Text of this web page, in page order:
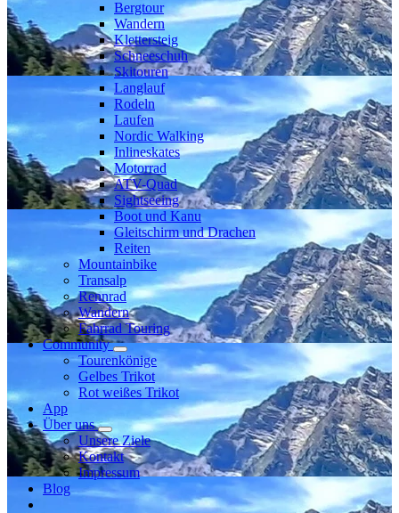
Bergtour
Wandern
Klettersteig
Schneeschuh
Skitouren
Langlauf
Rodeln
Laufen
Nordic Walking
Inlineskates
Motorrad
ATV-Quad
Sightseeing
Boot und Kanu
Gleitschirm und Drachen
Reiten
Mountainbike
Transalp
Rennrad
Wandern
Fahrrad Touring
Community
Tourenkönige
Gelbes Trikot
Rot weißes Trikot
App
Über uns
Unsere Ziele
Kontakt
Impressum
Blog